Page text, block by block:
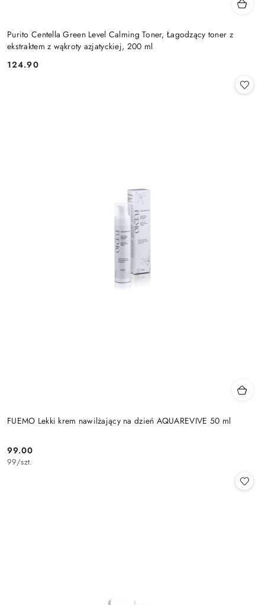
Purito Centella Green Level Calming Toner, Łagodzący toner z
ekstraktem z wąkroty azjatyckiej, 200 ml
Cena:
124.90
FUEMO Lekki krem nawilżający na dzień AQUAREVIVE 50 ml
Cena:
99.00
99/szt.